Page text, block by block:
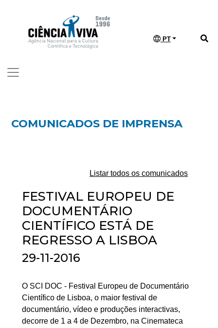
PT
COMUNICADOS DE IMPRENSA
Listar todos os comunicados
FESTIVAL EUROPEU DE
DOCUMENTÁRIO
CIENTÍFICO ESTÁ DE
REGRESSO A LISBOA
29-11-2016
O SCI DOC - Festival Europeu de Documentário
Científico de Lisboa, o maior festival de
documentário, vídeo e produções interactivas,
decorre de 1 a 4 de Dezembro, na Cinemateca